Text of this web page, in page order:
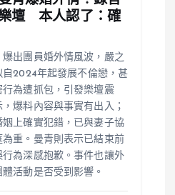
壇 本人認了：確
出團員婚外情風波，嚴之
2024年起發展不倫戀，甚
為遭抓包，引發樂壇震
爆料內容與事實有出入；
上確實犯錯，已與妻子協
重。曼青則表示已結束前
為深感抱歉。事件也讓外
活動是否受到影響。